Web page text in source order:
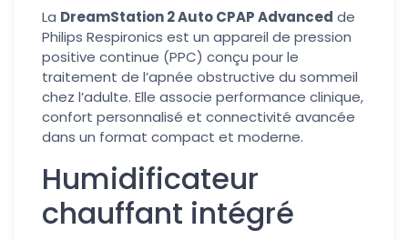
La DreamStation 2 Auto CPAP Advanced de
Philips Respironics est un appareil de pression
positive continue (PPC) conçu pour le
traitement de l’apnée obstructive du sommeil
chez l’adulte. Elle associe performance clinique,
confort personnalisé et connectivité avancée
dans un format compact et moderne.
Humidificateur
chauffant intégré